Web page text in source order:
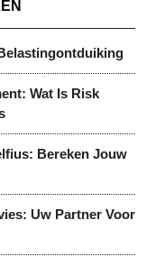
Wat Is Risk
Bereken Jouw
Uw Partner Voor